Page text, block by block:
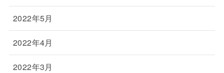
2022年5月
2022年4月
2022年3月